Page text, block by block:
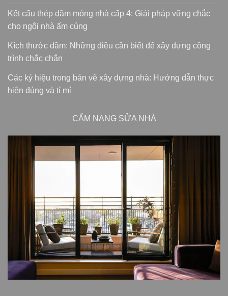
Kết cấu thép dầm móng nhà cấp 4: Giải pháp vững chắc
cho ngôi nhà ấm cúng
Kích thước dầm: Những điều cần biết để xây dựng công
trình chắc chắn
Các ký hiệu trong bản vẽ xây dựng nhà: Hướng dẫn thực
hiện đúng và tỉ mỉ
CẨM NANG SỬA NHÀ